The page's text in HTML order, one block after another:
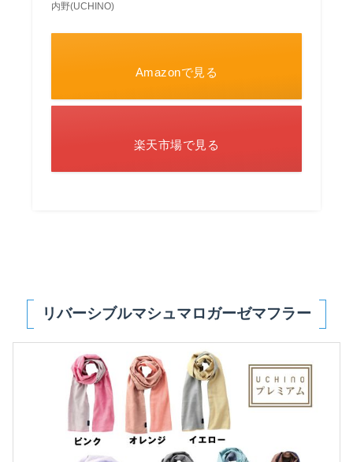
内野(UCHINO)
Amazonで見る
楽天市場で見る
リバーシブルマシュマロガーゼマフラー